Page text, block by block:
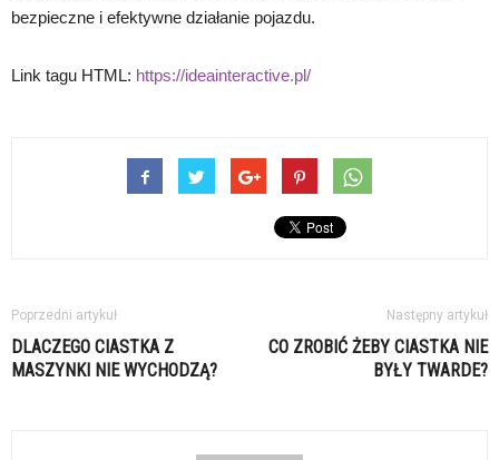
bezpieczne i efektywne działanie pojazdu.
Link tagu HTML: https://ideainteractive.pl/
Poprzedni artykuł
DLACZEGO CIASTKA Z
MASZYNKI NIE WYCHODZĄ?
Następny artykuł
CO ZROBIĆ ŻEBY CIASTKA NIE
BYŁY TWARDE?